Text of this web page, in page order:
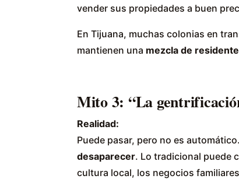
vender sus propiedades a buen
En Tijuana, muchas colonias en
mantienen una mezcla de
Mito 3: “La
Realidad:
Puede pasar, pero no es
desaparecer. Lo tradicional puede
cultura local, los negocios